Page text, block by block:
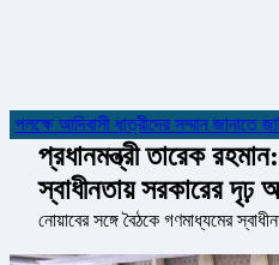
আদিবাসী ধাত্রীদের সম্মান জানাতে
প্রধানমন্ত্রী তারেক
স্বাধীনতায় সরকারের দৃঢ়
নোয়াবের সঙ্গে বৈঠকে গণমাধ্যমের